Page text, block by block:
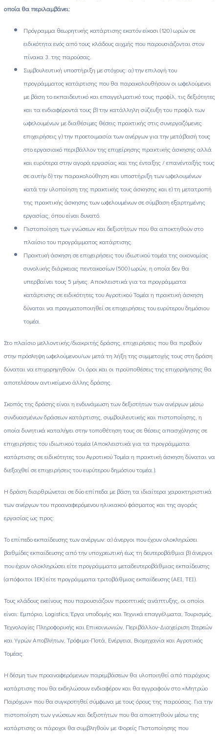
οποία θα περιλαμβάνει:
Πρόγραμμα θεωρητικής κατάρτισης εκατόν είκοσι (120) ωρών σε
ειδικότητα ενός από τους κλάδους αιχμής που παρουσιάζονται στον
πίνακα 3. της παρούσας.
Συμβουλευτική υποστήριξη με στόχους: α) την επιλογή του
προγράμματος κατάρτισης που θα παρακολουθήσουν οι ωφελούμενοι
με βάση το εκπαιδευτικό και επαγγελματικό τους προφίλ, τις δεξιότητες
και τα ενδιαφέροντά τους β) την κατάλληλη σύζευξη του προφίλ των
ωφελουμένων με διαθέσιμες θέσεις πρακτικής στις συνεργαζόμενες
επιχειρήσεις γ) την προετοιμασία των ανέργων για την μετάβασή τους
στο εργασιακό περιβάλλον της επιχείρησης πρακτικής άσκησης αλλά
και ευρύτερα στην αγορά εργασίας και της ένταξης / επανένταξής τους
σε αυτήν δ) την παρακολούθηση και υποστήριξη των ωφελουμένων
κατά την υλοποίηση της πρακτικής τους άσκησης και ε) τη μετατροπή
της πρακτικής άσκησης των ωφελουμένων σε σύμβαση εξαρτημένης
εργασίας, όπου είναι δυνατό.
Πιστοποίηση των γνώσεων και δεξιοτήτων που θα αποκτηθούν στο
πλαίσιο του προγράμματος κατάρτισης.
Πρακτική άσκηση σε επιχειρήσεις του ιδιωτικού τομέα της οικονομίας
συνολικής διάρκειας πεντακοσίων (500) ωρών, η οποία δεν θα
υπερβαίνει τους 5 μήνες. Αποκλειστικά για τα προγράμματα
κατάρτισης σε ειδικότητες του Αγροτικού Τομέα η πρακτική άσκηση
δύναται να πραγματοποιηθεί σε επιχειρήσεις του ευρύτερου δημόσιου
τομέα.
Στο πλαίσιο μελλοντικής/διακριτής δράσης, επιχειρήσεις που θα προβούν
στην πρόσληψη ωφελούμενου/ων μετά τη λήξη της συμμετοχής τους στη δράση
δύναται να επιχορηγηθούν. Οι όροι και οι προϋποθέσεις της επιχορήγησης θα
αποτελέσουν αντικείμενο άλλης δράσης.
Σκοπός της δράσης είναι η ενδυνάμωση των δεξιοτήτων των ανέργων μέσω
συνδυασμένων δράσεων κατάρτισης, συμβουλευτικής και πιστοποίησης, η
οποία δυνητικά καταλήγει στην τοποθέτηση τους σε θέσεις απασχόλησης σε
επιχειρήσεις του ιδιωτικού τομέα (Αποκλειστικά για τα προγράμματα
κατάρτισης σε ειδικότητες του Αγροτικού Τομέα η πρακτική άσκηση δύναται να
διεξαχθεί σε επιχειρήσεις του ευρύτερου δημόσιου τομέα.).
Η δράση διαρθρώνεται σε δύο επίπεδα με βάση τα ιδιαίτερα χαρακτηριστικά
των ανέργων του προαναφερόμενου ηλικιακού φάσματος και της αγοράς
εργασίας ως προς:
Το επίπεδο εκπαίδευσης των ανέργων: α) άνεργοι που έχουν ολοκληρώσει
βαθμίδες εκπαίδευσης από την υποχρεωτική έως τη δευτεροβάθμια β) άνεργοι
που έχουν ολοκληρώσει είτε προγράμματα μεταδευτεροβάθμιας εκπαίδευσης
(απόφοιτοι ΙΕΚ) είτε προγράμματα τριτοβάθμιας εκπαίδευσης (ΑΕΙ, ΤΕΙ).
Τους κλάδους εκείνους που παρουσιάζουν προοπτικές ανάπτυξης, οι οποίοι
είναι: Εμπόριο, Logistics, Έργα υποδομής και Τεχνικά επαγγέλματα, Τουρισμός,
Τεχνολογίες Πληροφορικής και Επικοινωνιών, Περιβάλλον-Διαχείριση Στερεών
και Υγρών Αποβλήτων, Τρόφιμα-Ποτά, Ενέργεια, Βιομηχανία και Αγροτικός
Τομέας.
Η δέσμη των προαναφερόμενων παρεμβάσεων θα υλοποιηθεί από παρόχους
κατάρτισης που θα εκδηλώσουν ενδιαφέρον και θα εγγραφούν στο «Μητρώο
Παρόχων» που θα συγκροτηθεί σύμφωνα με τους όρους της παρούσας. Για την
πιστοποίηση των γνώσεων και δεξιοτήτων που θα αποκτηθούν μέσω της
κατάρτισης οι πάροχοι θα συμβληθούν με Φορείς Πιστοποίησης που